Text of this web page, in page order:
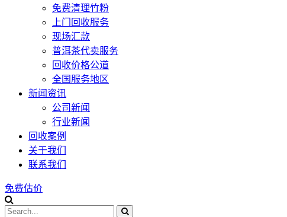
免费清理竹粉
上门回收服务
现场汇款
普洱茶代卖服务
回收价格公道
全国服务地区
新闻资讯
公司新闻
行业新闻
回收案例
关于我们
联系我们
免费估价